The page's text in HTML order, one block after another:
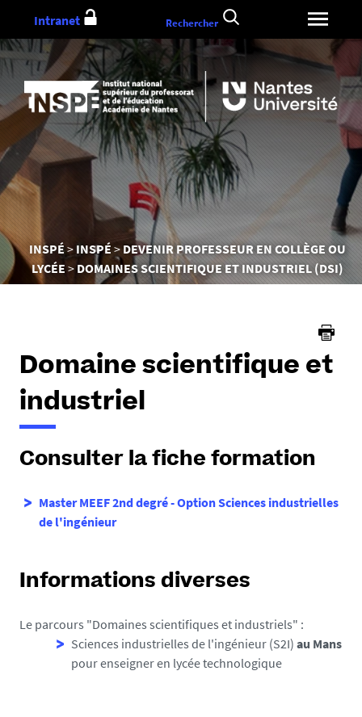
au
contenu
Vous
êtes
ici :
INSPÉ INSPÉ
DEVENIR PROFESSEUR EN COLLÈGE OU
LYCÉE
DOMAINES SCIENTIFIQUE ET INDUSTRIEL (DSI)
Intranet Rechercher
Domaine scientifique et
industriel
Consulter la fiche formation
Master MEEF 2nd degré - Option Sciences industrielles
de l'ingénieur
Informations diverses
Le parcours "Domaines scientifiques et industriels" :
Sciences industrielles de l'ingénieur (S2I) au Mans
pour enseigner en lycée technologique